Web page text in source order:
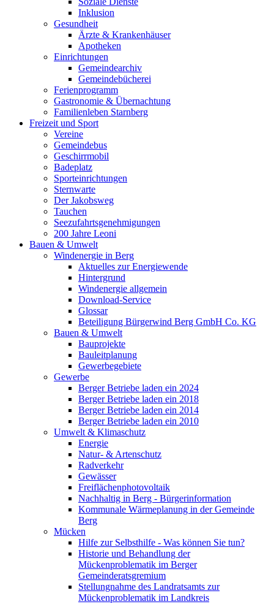
Inklusion
Gesundheit
Ärzte & Krankenhäuser
Apotheken
Einrichtungen
Gemeindearchiv
Gemeindebücherei
Ferienprogramm
Gastronomie & Übernachtung
Familienleben Starnberg
Freizeit und Sport
Vereine
Gemeindebus
Geschirrmobil
Badeplatz
Sporteinrichtungen
Sternwarte
Der Jakobsweg
Tauchen
Seezufahrtsgenehmigungen
200 Jahre Leoni
Bauen & Umwelt
Windenergie in Berg
Aktuelles zur Energiewende
Hintergrund
Windenergie allgemein
Download-Service
Glossar
Beteiligung Bürgerwind Berg GmbH Co. KG
Bauen & Umwelt
Bauprojekte
Bauleitplanung
Gewerbegebiete
Gewerbe
Berger Betriebe laden ein 2024
Berger Betriebe laden ein 2018
Berger Betriebe laden ein 2014
Berger Betriebe laden ein 2010
Umwelt & Klimaschutz
Energie
Natur- & Artenschutz
Radverkehr
Gewässer
Freiflächenphotovoltaik
Nachhaltig in Berg - Bürgerinformation
Kommunale Wärmeplanung in der Gemeinde
Berg
Mücken
Hilfe zur Selbsthilfe - Was können Sie tun?
Historie und Behandlung der
Mückenproblematik im Berger
Gemeinderatsgremium
Stellungnahme des Landratsamts zur
Mückenproblematik im Landkreis